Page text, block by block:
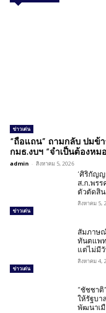
ข่าวเด่น
“ถือแถน” ถามกลับ ปมข้
กมธ.งบฯ “จำเป็นต้องหม
admin - สิงหาคม 5, 2026
ข่าวเด่น
‘ศิริกัญ
ส.ก.พรร
ตัวตัดสิน
สิงหาคม 5,
ข่าวเด่น
สัมภาษ
ทันตแพ
แต่ไม่มี
สิงหาคม 4,
“ชัชชาติ
ให้รัฐบา
พัฒนาเ